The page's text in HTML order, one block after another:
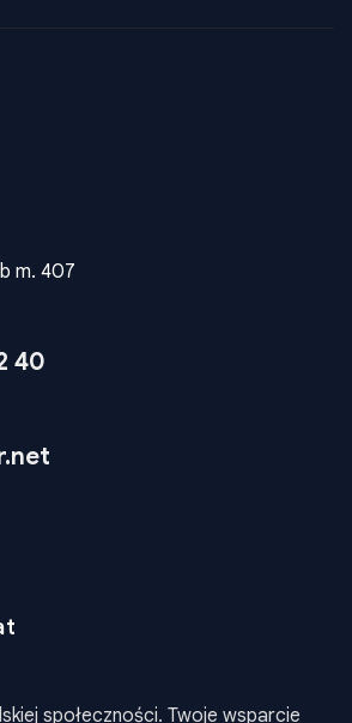
m. 407
40
społeczności. Twoje wsparcie